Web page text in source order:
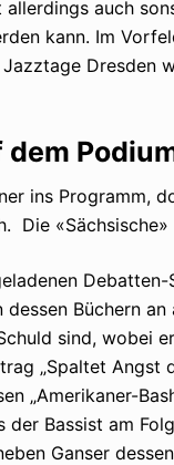
auch
kann. Im
Dresden
ins Programm,
Die
Debatten-
Büchern
sind, wobei
„Spaltet Angst
„Amerikaner-
der Bassist am
Ganser